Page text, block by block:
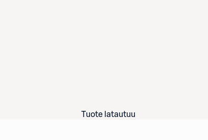
Tuote latautuu